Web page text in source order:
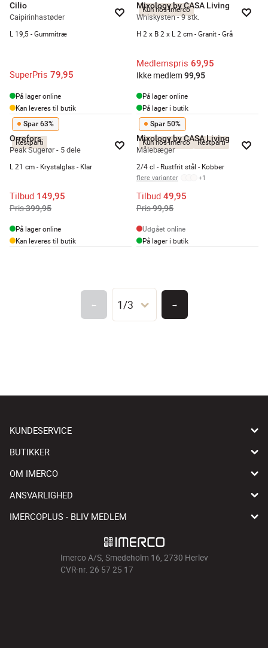
Cilio
Caipirinhastøder
L 19,5 - Gummitræ
SuperPris 79,95
På lager online
Kan leveres til butik
Kun hos Imerco
Mixology by CASA Living
Whiskysten - 9 stk.
H 2 x B 2 x L 2 cm - Granit - Grå
Medlemspris 69,95
Ikke medlem 99,95
På lager online
På lager i butik
Restparti
Spar 63%
Orrefors
Peak Sugerør - 5 dele
L 21 cm - Krystalglas - Klar
Tilbud 149,95
Pris399,95
På lager online
Kan leveres til butik
Kun hos Imerco Restparti
Spar 50%
Mixology by CASA Living
Målebæger
2/4 cl - Rustfrit stål - Kobber
flere varianter +1
Tilbud 49,95
Pris99,95
Udgået online
På lager i butik
← 1/3 →
KUNDESERVICE
BUTIKKER
OM IMERCO
ANSVARLIGHED
IMERCOPLUS - BLIV MEDLEM
Imerco A/S, Smedeholm 16, 2730 Herlev
CVR-nr. 26 57 25 17